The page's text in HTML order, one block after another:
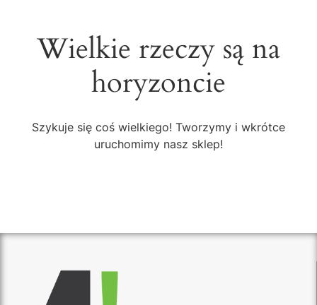
Wielkie rzeczy są na
horyzoncie
Szykuje się coś wielkiego! Tworzymy i wkrótce
uruchomimy nasz sklep!